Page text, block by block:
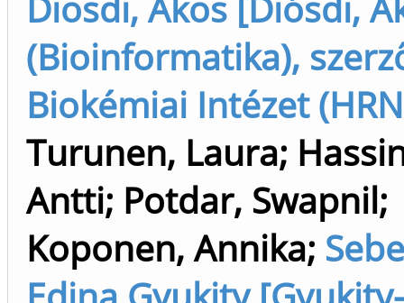
(Bioinformatika),
Biokémiai Intézet
Turunen, Laura;
Antti; Potdar, Swapnil;
Koponen, Annika;